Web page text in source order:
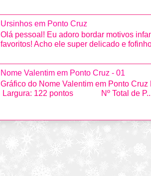
Ursinhos em Ponto Cruz
Olá pessoal! Eu adoro bordar motivos
favoritos! Acho ele super delicado e
Nome Valentim em Ponto Cruz - 01
Gráfico do Nome Valentim em
Largura: 122 pontos Nº Total de